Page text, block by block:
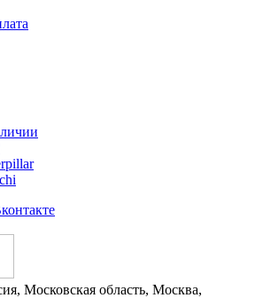
, Московская область, Москва,